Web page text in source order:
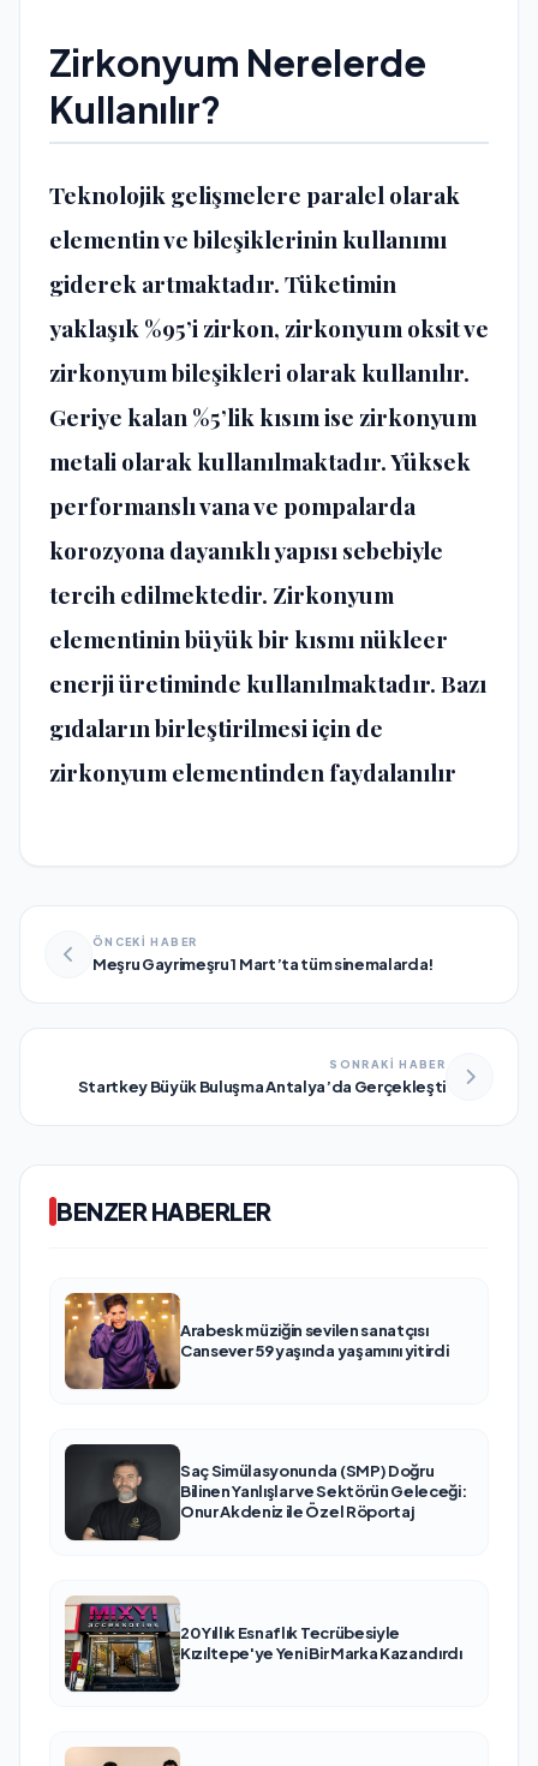
Zirkonyum Nerelerde
Kullanılır?
Teknolojik gelişmelere paralel olarak
elementin ve bileşiklerinin kullanımı
giderek artmaktadır. Tüketimin
yaklaşık %95’i zirkon, zirkonyum oksit ve
zirkonyum bileşikleri olarak kullanılır.
Geriye kalan %5’lik kısım ise zirkonyum
metali olarak kullanılmaktadır. Yüksek
performanslı vana ve pompalarda
korozyona dayanıklı yapısı sebebiyle
tercih edilmektedir. Zirkonyum
elementinin büyük bir kısmı nükleer
enerji üretiminde kullanılmaktadır. Bazı
gıdaların birleştirilmesi için de
zirkonyum elementinden faydalanılır
ÖNCEKİ HABER
Meşru Gayrimeşru 1 Mart’ta tüm sinemalarda!
SONRAKİ HABER
Startkey Büyük Buluşma Antalya’da Gerçekleşti
BENZER HABERLER
Arabesk müziğin sevilen sanatçısı
Cansever 59 yaşında yaşamını yitirdi
Saç Simülasyonunda (SMP) Doğru
Bilinen Yanlışlar ve Sektörün Geleceği:
Onur Akdeniz ile Özel Röportaj
20 Yıllık Esnaflık Tecrübesiyle
Kızıltepe'ye Yeni Bir Marka Kazandırdı